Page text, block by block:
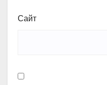
Сайт